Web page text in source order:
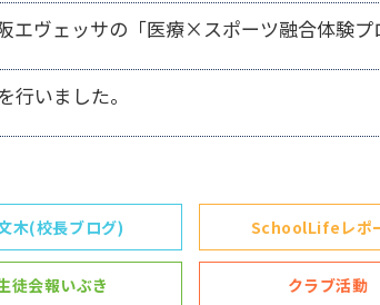
エヴェッサの「医療×スポーツ融合体験プ
行いました。
木(校長ブログ) SchoolLifeレポ
徒会報いぶき クラブ活動